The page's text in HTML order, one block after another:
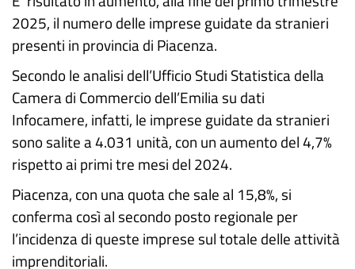
2025, il numero delle imprese guidate da stranieri
presenti in provincia di Piacenza.
Secondo le analisi dell’Ufficio Studi Statistica della
Camera di Commercio dell’Emilia su dati
Infocamere, infatti, le imprese guidate da stranieri
sono salite a 4.031 unità, con un aumento del 4,7%
rispetto ai primi tre mesi del 2024.
Piacenza, con una quota che sale al 15,8%, si
conferma così al secondo posto regionale per
l’incidenza di queste imprese sul totale delle attività
imprenditoriali.